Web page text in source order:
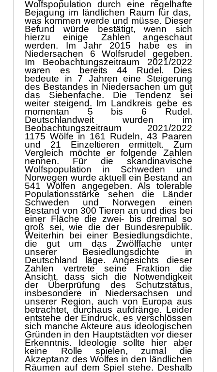
Befund würde bestä tigt, wennsich
hierzueinige Zahlenangeschaut
werden.Im Jahr 2015 habe es in
Niedersachen 6 Wolfsrudel gegeben.
Im Beobachtungszeitraum 2021/2022
waren es bereits 44 Rudel. Dies
bedeutein 7 Jahren eine Steigerung
des Bestandes in Niedersachen um gut
das Sieben
fache. Die Tendenzsei
weiter steigend. Im Landkreis gebe es
momentan 5 bis 6 Rudel.
Deutschlandweit wurden im
Beobachtungszeitraum 2021/2022
1175Wölfe in 161 Rudeln, 43Paaren
und 21Einzeltierenermittelt. Zum
Vergleichmöchte er folgende Zahlen
nennen. Für die skandinavische
Wolfspopulation in Schweden und
Norwegen wurde aktuell ein Bestandan
541Wö
lfen angegeben. Als tolerable
Populationsstärke sehen die Lä
nder
Schweden und Norwegen einen
Bestand von 300 Tieren an und dies bei
einer Fläche die zwei-bisdrei malso
großsei,wie die der Bundesrepublik.
Weiterhin bei einerBesiedlungsdichte,
die gut um dasZwölffacheunter
unserer Besiedlungsdichte in
Deutschland läge. Angesichts dieser
Zahlen
vertreteseine Fraktion
die
Ansicht, dasssich die Notwendigkeit
der Überprü
fung des Schutzstatus,
insbesondere in Niedersachsen und
unserer Region ,auch von Europa aus
betrachtet,durcha us aufdränge.Leider
entstehe derEindruck, es verschlö
ssen
sich manche Akteureaus ideologischen
Gründen in den Hauptstädten vor dieser
Erkenntnis. Ideologie sollte hier aber
keine Rolle spielen, zumal die
Akzeptanz des Wolfes in den ländlichen
Räumen auf dem Spiel stehe.Deshalb
sei es aus Sicht seiner Fraktion richtig,
sich der Uelzener Resolution
anzuschließen.